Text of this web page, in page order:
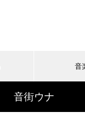
音
音街ウナ